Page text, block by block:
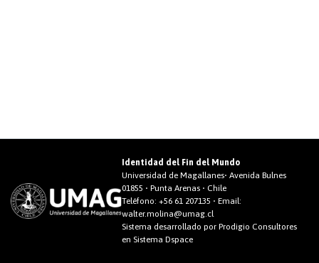
Identidad del Fin del Mundo
Universidad de Magallanes• Avenida Bulnes
01855 • Punta Arenas • Chile
Teléfono:+56 61 207135 • Email:
walter.molina@umag.cl
Sistema desarrollado por Prodigio Consultores
en Sistema Dspace